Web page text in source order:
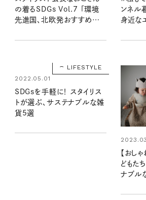
の着るSDGs Vol.7 「環境
先進国、北欧発おすすめブラ
ンネル
身近な
LIFESTYLE
2022.05.01
SDGsを手軽に！ スタイリス
トが選ぶ、サステナブルな雑
貨5選
【おし
どもた
ナブル